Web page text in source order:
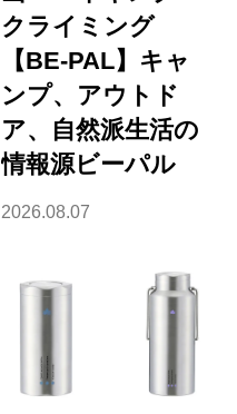
クライミング
【BE-PAL】キャ
ンプ、アウトド
ア、自然派生活の
情報源ビーパル
2026.08.07